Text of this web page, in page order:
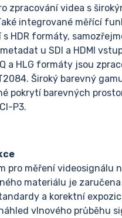
zpracování videa s
integrované měřící
s HDR formáty,
u SDI a HDMI
a HLG formáty jsou
Široký barevný
pokrytí barevných
P3.
pro měření videosignálu
materiálu je
a korektní
vlnového průběhu